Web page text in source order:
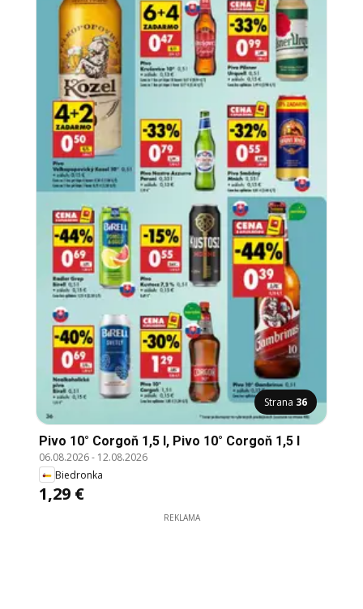
Strana 36
Pivo 10° Corgoň 1,5 l, Pivo 10° Corgoň 1,5 l
06.08.2026- 12.08.2026
Biedronka
1,29 €
REKLAMA